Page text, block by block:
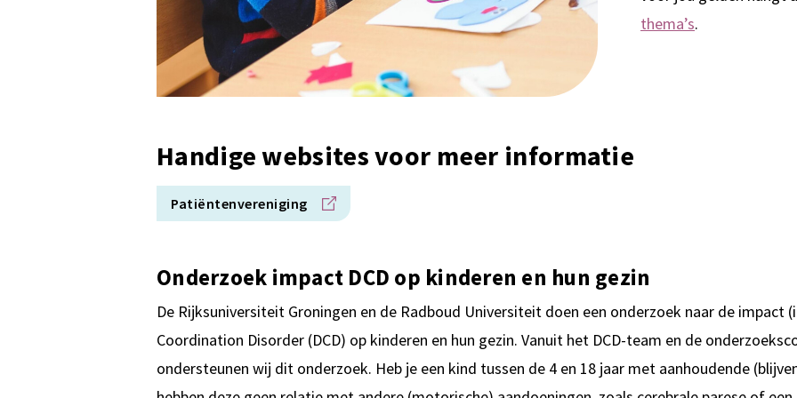
thema’s.
Handige websites voor meer informatie
Patiëntenvereniging
Onderzoek impact DCD op kinderen en hun gezin
De Rijksuniversiteit Groningen en de Radboud Universiteit doen een onderzoek naar de impact
Coordination Disorder (DCD) op kinderen en hun gezin. Vanuit het DCD-team en de
ondersteunen wij dit onderzoek. Heb je een kind tussen de 4 en 18 jaar met aanhoudende